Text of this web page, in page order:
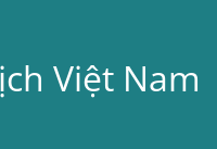
Việt Nam